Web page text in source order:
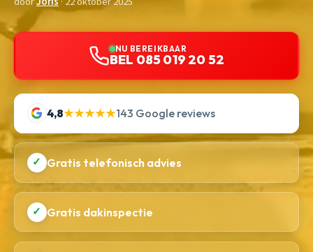
NU BEREIKBAAR
BEL 085 019 20 52
4,8★★★★★143 Google reviews
✓ Gratis telefonisch advies
✓ Gratis dakinspectie